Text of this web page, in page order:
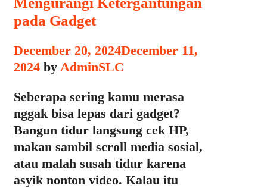
pada Gadget
December 20, 2024December 11,
2024 by AdminSLC
Seberapa sering kamu merasa
nggak bisa lepas dari gadget?
Bangun tidur langsung cek HP,
makan sambil scroll media sosial,
atau malah susah tidur karena
asyik nonton video. Kalau itu